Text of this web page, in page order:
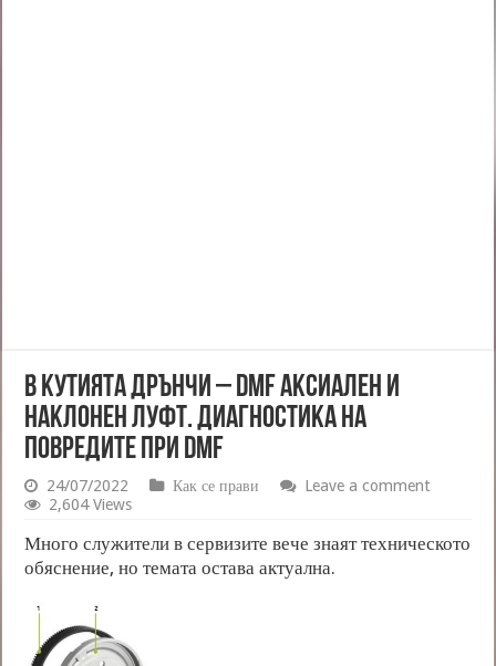
В кутията дрънчи – DMF аксиален и
наклонен луфт. Диагностика на
повредите при DMF
24/07/2022 Как се прави
Leave a comment
2,604 Views
Много служители в сервизите вече знаят техническото
обяснение, но темата остава актуална.